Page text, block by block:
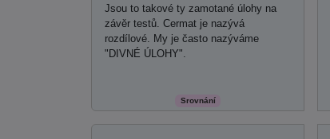
Jsou to takové ty zamotané úlohy na
závěr testů. Cermat je nazývá
rozdílové. My je často nazýváme
"DIVNÉ ÚLOHY".
Srovnání